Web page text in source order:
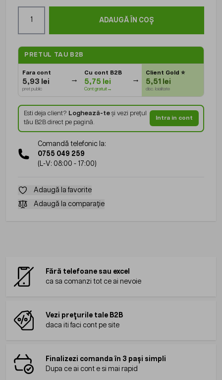
ADAUGĂ ÎN COȘ
PRETUL TAU B2B
Fara cont
5,93 lei
pret public
Cu cont B2B
5,75 lei
Cont gratuit→
Client Gold⭐
5,51 lei
disc. loialitate
Esti deja client? Loghează-teși vezi prețul
tău B2B direct pe pagină.
Intra in cont
Comandă telefonic la:
0755 049 259
(L-V: 08:00 - 17:00)
Adaugă la favorite
Adaugă la comparație
Fără telefoane sau excel
ca sa comanzi tot ce ai nevoie
Vezi prețurile tale B2B
daca iti faci cont pe site
Finalizezi comanda în 3 pași simpli
Dupa ce ai cont e si mai rapid